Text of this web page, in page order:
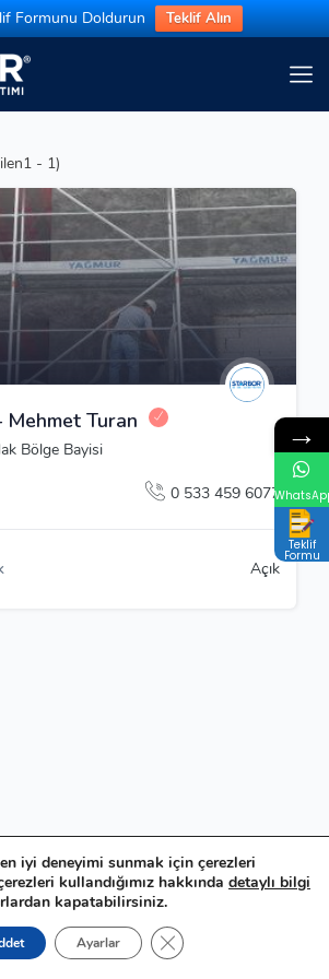
Formunu Doldurun Teklif Alın
- 1)
Turan
Bölge Bayisi
0 533 459 6077
Açık
iyi deneyimi sunmak için çerezleri
kullandığımız hakkında detaylı bilgi
kapatabilirsiniz.
Ayarlar GDPR çerez şeridini
→
Teklif
Formu